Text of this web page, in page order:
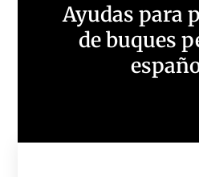
Ayudas para
de buques